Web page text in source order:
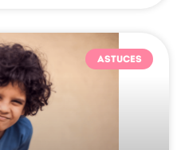
ASTUCES